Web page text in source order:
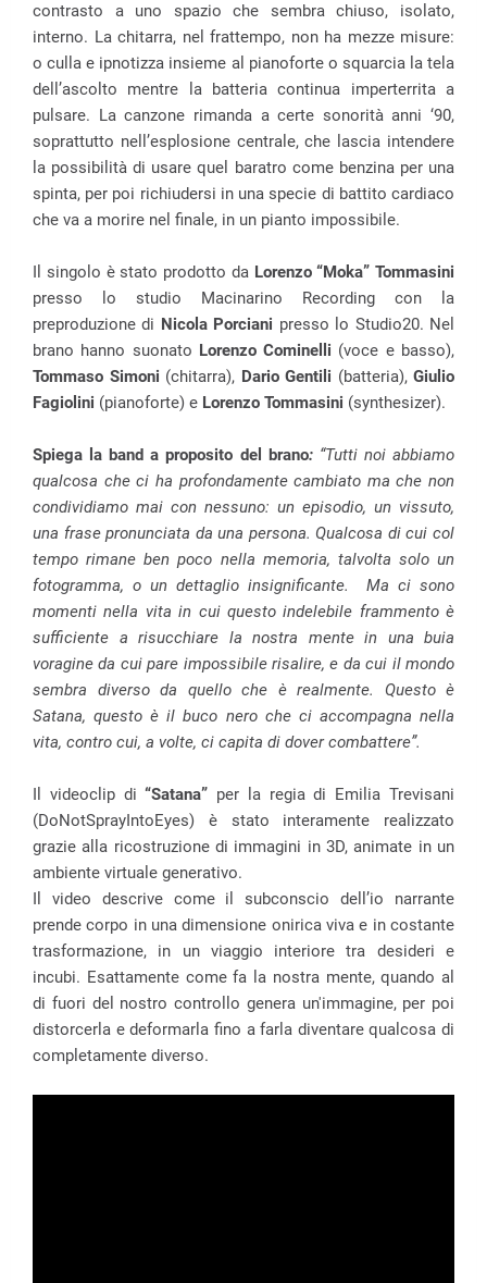
contrasto a uno spazio che sembra chiuso, isolato,
interno. La chitarra, nel frattempo, non ha mezze misure:
o culla e ipnotizza insieme al pianoforte o squarcia la tela
dell’ascolto mentre la batteria continua imperterrita a
pulsare. La canzone rimanda a certe sonorità anni ‘90,
soprattutto nell’esplosione centrale, che lascia intendere
la possibilità di usare quel baratro come benzina per una
spinta, per poi richiudersi in una specie di battito cardiaco
che va a morire nel finale, in un pianto impossibile.
Il singolo è stato prodotto da Lorenzo “Moka” Tommasini
presso lo studio Macinarino Recording con la
preproduzione di Nicola Porciani presso lo Studio20. Nel
brano hanno suonato Lorenzo Cominelli (voce e basso),
Tommaso Simoni (chitarra), Dario Gentili (batteria), Giulio
Fagiolini (pianoforte) e Lorenzo Tommasini (synthesizer).
Spiega la band a proposito del brano:“Tutti noi abbiamo
qualcosa che ci ha profondamente cambiato ma che non
condividiamo mai con nessuno: un episodio, un vissuto,
una frase pronunciata da una persona. Qualcosa di cui col
tempo rimane ben poco nella memoria, talvolta solo un
fotogramma, o un dettaglio insignificante.
Ma ci sono
momenti nella vita in cui questo indelebile frammento è
sufficiente a risucchiare la nostra mente in una buia
voragine da cui pare impossibile risalire, e da cui il mondo
sembra diverso da quello che è realmente. Questo è
Satana, questo è il buco nero che ci accompagna nella
vita, contro cui, a volte, ci capita di dover combattere”.
Il videoclip di“Satana” per la regia di Emilia Trevisani
(DoNotSprayIntoEyes) è stato interamente realizzato
grazie alla ricostruzione di immagini in 3D, animate in un
ambiente virtuale generativo.
Il video descrive come il subconscio dell’io narrante
prende corpo in una dimensione onirica viva e in costante
trasformazione, in un viaggio interiore tra desideri e
incubi. Esattamente come fa la nostra mente, quando al
di fuori del nostro controllo genera un'immagine, per poi
distorcerla e deformarla fino a farla diventare qualcosa di
completamente diverso.